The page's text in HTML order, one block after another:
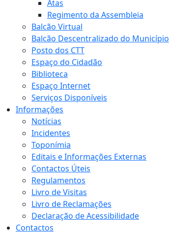
Atas
Regimento da Assembleia
Balcão Virtual
Balcão Descentralizado do Município
Posto dos CTT
Espaço do Cidadão
Biblioteca
Espaço Internet
Serviços Disponíveis
Informações
Notícias
Incidentes
Toponímia
Editais e Informações Externas
Contactos Úteis
Regulamentos
Livro de Visitas
Livro de Reclamações
Declaração de Acessibilidade
Contactos